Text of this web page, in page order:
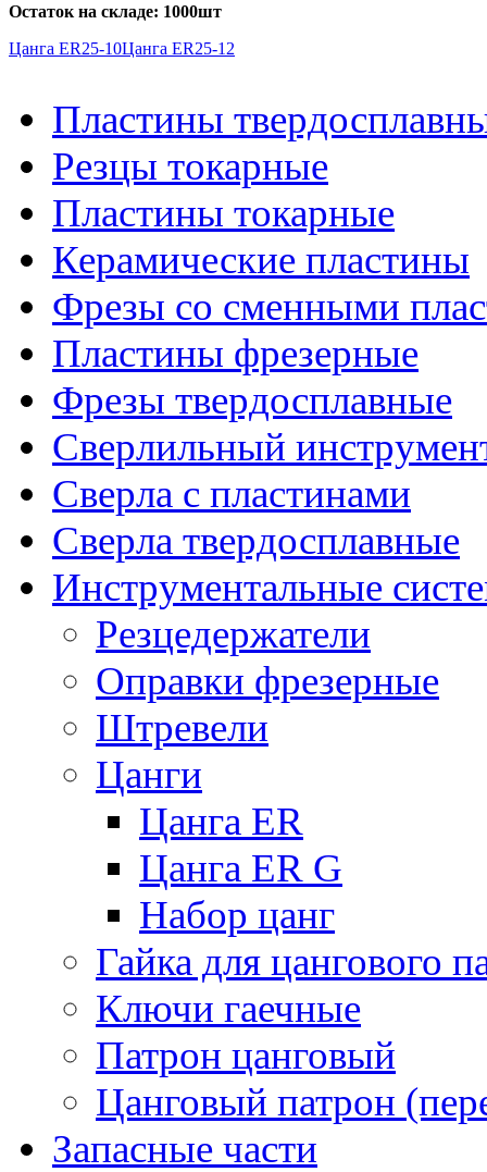
Остаток на складе: 1000шт
Цанга ER25-10Цанга ER25-12
Пластины
Резцы токарные
Пластины токарные
Керамические пластины
Фрезы со сменными
Пластины фрезерные
Фрезы твердосплавные
Сверлильный
Сверла с пластинами
Сверла твердосплавные
Инструментальные
Резцедержатели
Оправки фрезерные
Штревели
Цанги
Цанга ER
Цанга ER G
Набор цанг
Гайка для цангового
Ключи гаечные
Патрон цанговый
Цанговый патрон
Запасные части